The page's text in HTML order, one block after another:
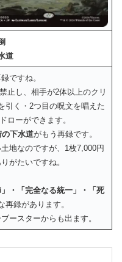
道
ですね。
止し、相手が2体以上のクリ
引く・2つ目の呪文を唱えた
ローができます。
の下水道がもう再録です。
地なのですが、1枚7,000円
がたいですね。
」・「完全なる統一」・「死
再録があります。
ースターからも出ます。